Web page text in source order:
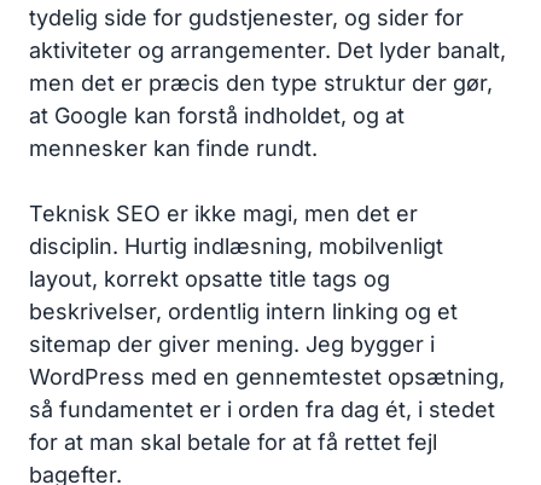
tydelig side for gudstjenester, og sider for
aktiviteter og arrangementer. Det lyder banalt,
men det er præcis den type struktur der gør,
at Google kan forstå indholdet, og at
mennesker kan finde rundt.
Teknisk SEO er ikke magi, men det er
disciplin. Hurtig indlæsning, mobilvenligt
layout, korrekt opsatte title tags og
beskrivelser, ordentlig intern linking og et
sitemap der giver mening. Jeg bygger i
WordPress med en gennemtestet opsætning,
så fundamentet er i orden fra dag ét, i stedet
for at man skal betale for at få rettet fejl
bagefter.